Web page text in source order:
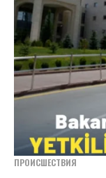
ПРОИСШЕСТВИЯ